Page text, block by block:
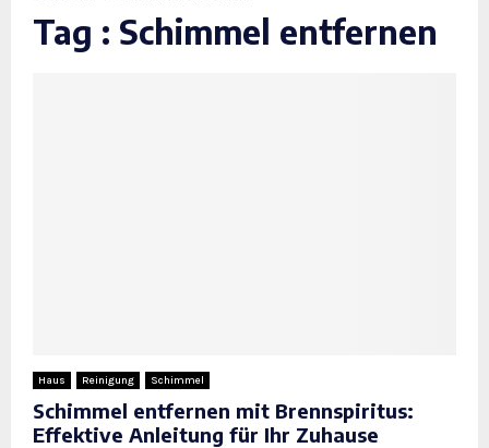
Tag : Schimmel entfernen
Haus Reinigung Schimmel
Schimmel entfernen mit Brennspiritus:
Effektive Anleitung für Ihr Zuhause